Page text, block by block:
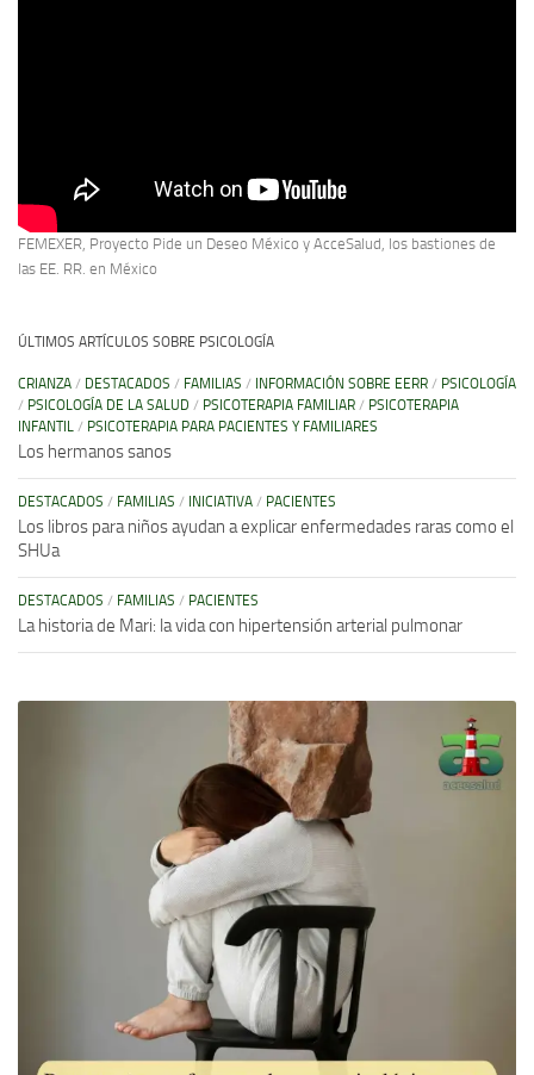
FEMEXER, Proyecto Pide un Deseo México y AcceSalud, los bastiones de
las EE. RR. en México
ÚLTIMOS ARTÍCULOS SOBRE PSICOLOGÍA
CRIANZA / DESTACADOS / FAMILIAS / INFORMACIÓN SOBRE EERR / PSICOLOGÍA
/ PSICOLOGÍA DE LA SALUD / PSICOTERAPIA FAMILIAR / PSICOTERAPIA
INFANTIL / PSICOTERAPIA PARA PACIENTES Y FAMILIARES
Los hermanos sanos
DESTACADOS / FAMILIAS / INICIATIVA / PACIENTES
Los libros para niños ayudan a explicar enfermedades raras como el
SHUa
DESTACADOS / FAMILIAS / PACIENTES
La historia de Mari: la vida con hipertensión arterial pulmonar